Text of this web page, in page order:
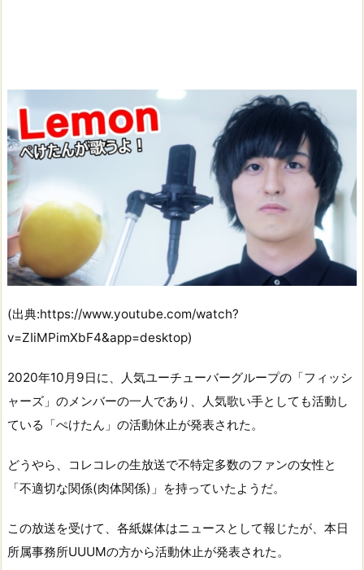
(出典:https://www.youtube.com/watch?
v=ZIiMPimXbF4&app=desktop)
2020年10月9日に、人気ユーチューバーグループの「フィッシ
ャーズ」のメンバーの一人であり、人気歌い手としても活動し
ている「ぺけたん」の活動休止が発表された。
どうやら、コレコレの生放送で不特定多数のファンの女性と
「不適切な関係(肉体関係)」を持っていたようだ。
この放送を受けて、各紙媒体はニュースとして報じたが、本日
所属事務所UUUMの方から活動休止が発表された。